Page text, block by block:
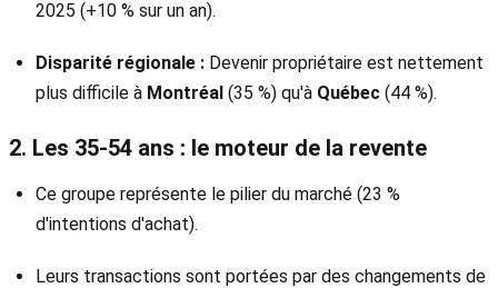
2025 (+10 % sur un an).
Disparité régionale : Devenir propriétaire est nettement
plus difficile à Montréal (35 %) qu'à Québec (44 %).
2. Les 35-54 ans : le moteur de la revente
Ce groupe représente le pilier du marché (23 %
d'intentions d'achat).
Leurs transactions sont portées par des changements de